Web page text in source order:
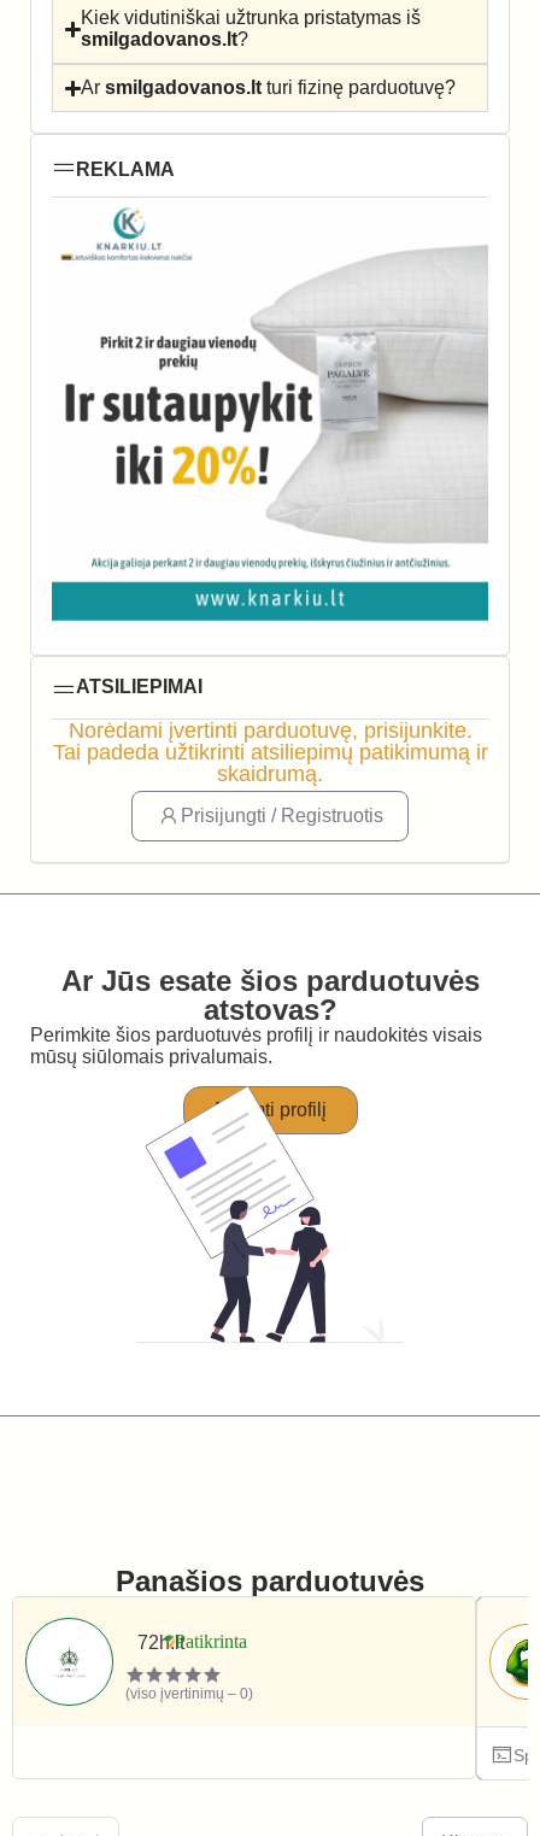
Kiek vidutiniškai užtrunka pristatymas iš
smilgadovanos.lt?
Arsmilgadovanos.lt turi fizinę parduotuvę?
REKLAMA
ATSILIEPIMAI
Norėdami įvertinti parduotuvę, prisijunkite.
Tai padeda užtikrinti atsiliepimų patikimumą ir
skaidrumą.
Prisijungti / Registruotis
Ar Jūs esate šios parduotuvės
atstovas?
Perimkite šios parduotuvės profilį ir naudokitės visais
mūsų siūlomais privalumais.
Perimti profilį
Panašios parduotuvės
72h.lt
(viso įvertinimų – 0)